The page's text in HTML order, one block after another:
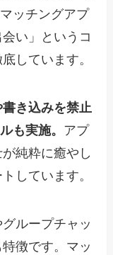
ッチングアプ
い」というコ
しています。
き込みを禁止
も実施。 アプ
純粋に癒やし
しています。
ループチャッ
徴です。マッ